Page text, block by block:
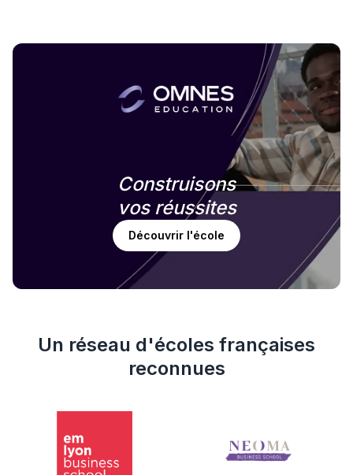
Construisons
vos réussites
Découvrir l'école
Un réseau d'écoles françaises
reconnues